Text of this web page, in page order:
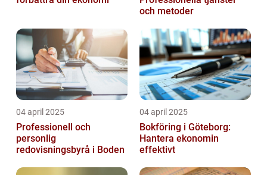
och metoder
04 april 2025
Professionell och
personlig
redovisningsbyrå i Boden
04 april 2025
Bokföring i Göteborg:
Hantera ekonomin
effektivt